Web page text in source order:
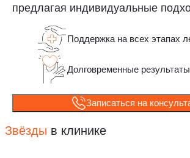
предлагая индивидуальные
Поддержка на всех этапах
Долговременные
Записаться на
Звёзды в клинике